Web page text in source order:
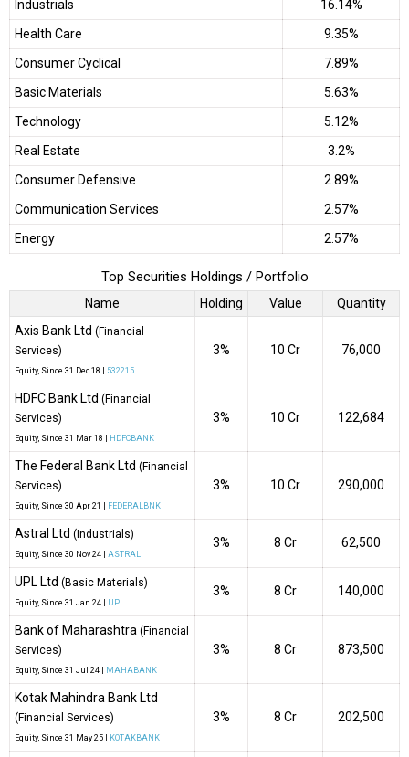
Industrials
16.14%
Health Care
9.35%
Consumer Cyclical
7.89%
Basic Materials
5.63%
Technology
5.12%
Real Estate
3.2%
Consumer Defensive
2.89%
Communication Services
2.57%
Energy
2.57%
Top Securities Holdings / Portfolio
Name Holding Value
Quantity
Axis Bank Ltd (Financial
Services)
Equity, Since 31 Dec 18 | 532215
3% ₹10 Cr 76,000
HDFC Bank Ltd (Financial
Services)
Equity, Since 31 Mar 18 | HDFCBANK
3% ₹10 Cr 122,684
The Federal Bank Ltd (Financial
Services)
Equity, Since 30 Apr 21 | FEDERALBNK
3% ₹10 Cr 290,000
Astral Ltd (Industrials)
Equity, Since 30 Nov 24 | ASTRAL
3% ₹8 Cr 62,500
UPL Ltd (Basic Materials)
Equity, Since 31 Jan 24 | UPL
3% ₹8 Cr 140,000
Bank of Maharashtra (Financial
Services)
Equity, Since 31 Jul 24 | MAHABANK
3% ₹8 Cr 873,500
Kotak Mahindra Bank Ltd
(Financial Services)
Equity, Since 31 May 25 | KOTAKBANK
3% ₹8 Cr 202,500